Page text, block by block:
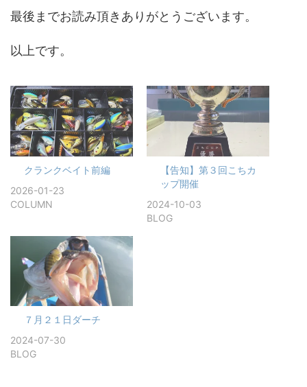
最後までお読み頂きありがとうございます。
以上です。
クランクベイト前編
2026-01-23
COLUMN
【告知】第３回こちカ
ップ開催
2024-10-03
BLOG
７月２１日ダーチ
2024-07-30
BLOG